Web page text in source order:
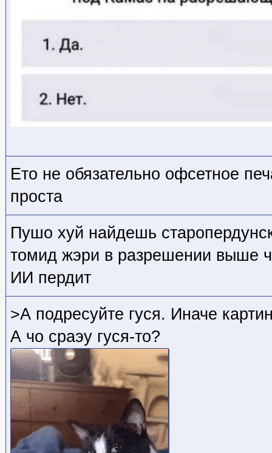
Ето не обязательно офсетное
проста
Пушо хуй найдешь
томид жэри в разрешении выше
ИИ пердит
>А подресуйте гуся. Иначе
А чо сраэу гуся-то?